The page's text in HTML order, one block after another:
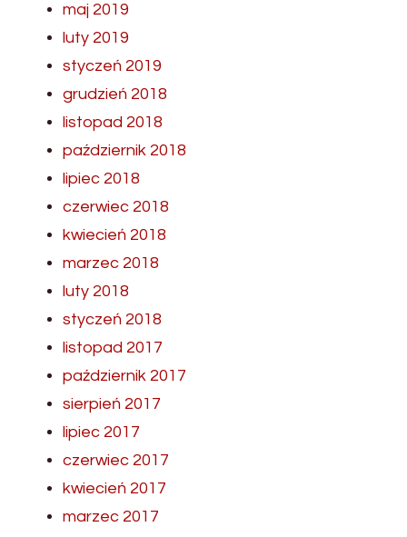
maj 2019
luty 2019
styczeń 2019
grudzień 2018
listopad 2018
październik 2018
lipiec 2018
czerwiec 2018
kwiecień 2018
marzec 2018
luty 2018
styczeń 2018
listopad 2017
październik 2017
sierpień 2017
lipiec 2017
czerwiec 2017
kwiecień 2017
marzec 2017